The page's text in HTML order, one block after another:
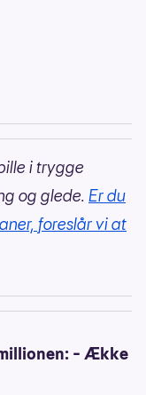
i trygge
og glede. Er du
foreslår vi at
– Ække